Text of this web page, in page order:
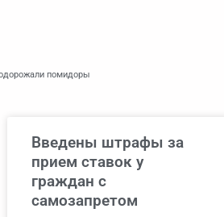
помидоры
Введены штрафы за
прием ставок у
граждан с
самозапретом